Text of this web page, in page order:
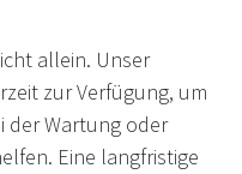
allein. Unser
zur Verfügung, um
der Wartung oder
Eine langfristige